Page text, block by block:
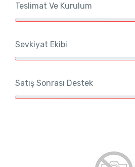
Teslimat Ve Kurulum
Sevkiyat Ekibi
Satış Sonrası Destek